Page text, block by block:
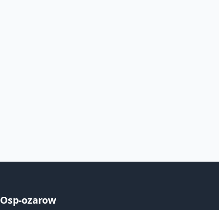
Osp-ozarow